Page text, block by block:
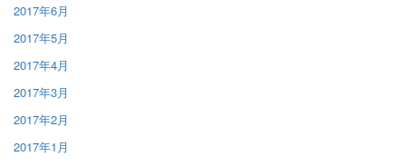
2017年6月
2017年5月
2017年4月
2017年3月
2017年2月
2017年1月